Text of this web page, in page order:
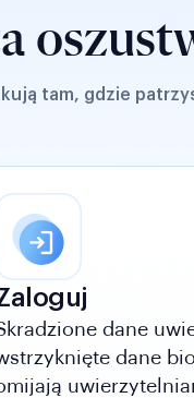
tam, gdzie
dane
dane